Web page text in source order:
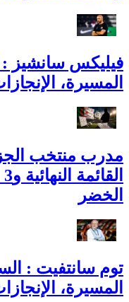
فيليكس سانشيز :
المسيرة،
مدرب منتخب
الخضر
توم سانتفيت :
المسيرة،